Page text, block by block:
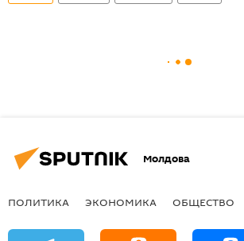
Молдова
ПОЛИТИКА ЭКОНОМИКА ОБЩЕСТВО